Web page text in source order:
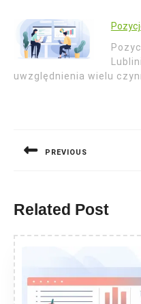
uwzględnienia wielu
PREVIOUS
Related Post